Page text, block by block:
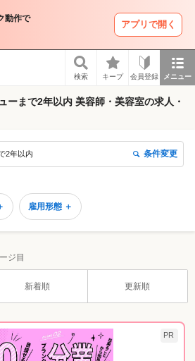
動作で
アプリで開く
検索 キープ 会員登録 メニュー
ーまで2年以内 美容師・美容室の求人・
2年以内 条件変更
雇用形態 ＋
ジ目
新着順 更新順
PR